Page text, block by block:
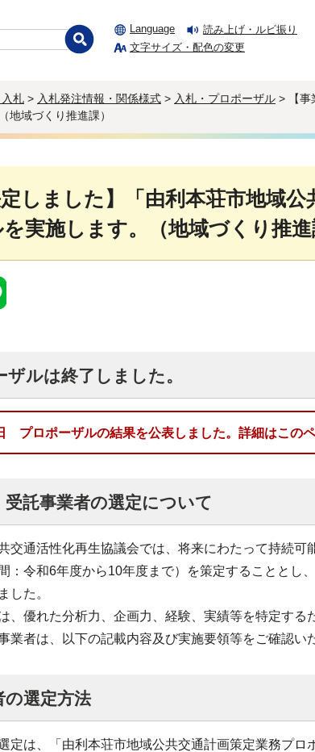
Language
読み上げ・ルビ振り
文字サイズ・配色の変更
札 > 入札発注情報・関係様式 > 入札・プロポーザル > 【事
地域づくり推進課）
定しました】「由利本荘市地域
実施します。（地域づくり推進
ルは終了しました。
プロポーザルの結果を公表しました。詳細はこの
受託事業者の選定について
交通活性化再生協議会では、将来にわたって持続可
：令和6年度から10年度まで）を策定することとし
した。
優れた分析力、企画力、経験、実績等を特定する
者は、以下の記載内容及び実施要領等をご確認い
の選定方法
定は、「由利本荘市地域公共交通計画策定業務プロ